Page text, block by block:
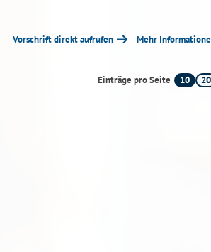
Vorschrift direkt aufrufen Mehr
Einträge pro Seite 10 20